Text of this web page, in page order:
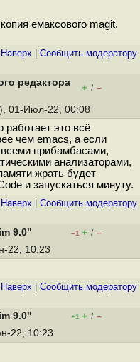
емаксового magit,
Наверх Cообщить модератору
редактора
+ / –
01-Июл-22, 00:08
работает это всё
чем emacs, а если
прибамбасами,
анализаторами,
жрать будет
и запускаться минуту.
Наверх Cообщить модератору
9.0" –1 + / –
22, 10:23
Наверх Cообщить модератору
9.0" +1 + / –
22, 10:23